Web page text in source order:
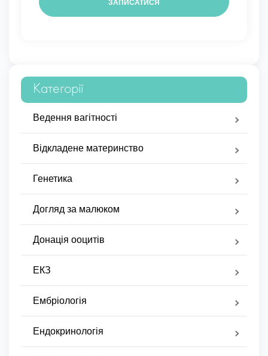
Категорії
Ведення вагітності
Відкладене материнство
Генетика
Догляд за малюком
Донація ооцитів
ЕКЗ
Ембріологія
Ендокринологія